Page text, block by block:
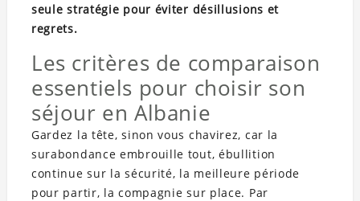
seule stratégie pour éviter désillusions et
regrets.
Les critères de comparaison
essentiels pour choisir son
séjour en Albanie
Gardez la tête, sinon vous chavirez, car la
surabondance embrouille tout, ébullition
continue sur la sécurité, la meilleure période
pour partir, la compagnie sur place. Par